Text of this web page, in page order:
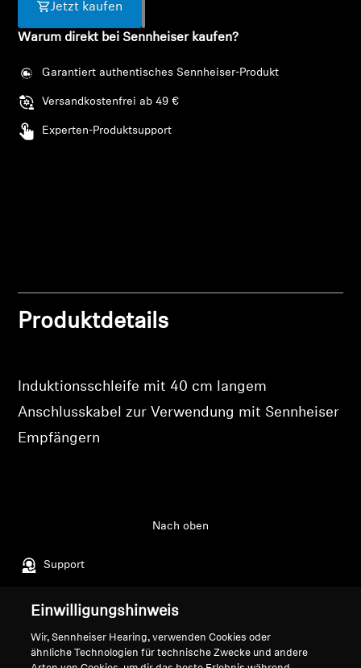
AMBEO Ersatzteile & Zubehör
Entdecken
Über uns
Support
Jetzt kaufen
Warum direkt bei Sennheiser kaufen?
Garantiert authentisches Sennheiser-Produkt
Versandkostenfrei ab 49 €
Experten-Produktsupport
Produktdetails
Induktionsschleife mit 40 cm langem
Anschlusskabel zur Verwendung mit Sennheiser
Empfängern
Support
Nach oben
Vertrag widerrufen
Einwilligungshinweis
Wir, Sennheiser Hearing, verwenden Cookies oder
ähnliche Technologien für technische Zwecke und andere
Melden Sie sich bei Ihrem Konto an, um
Produkte zu Ihrer Wunschliste hinzuzufügen und
Ihre zuvor gespeicherten Artikel anzuzeigen.